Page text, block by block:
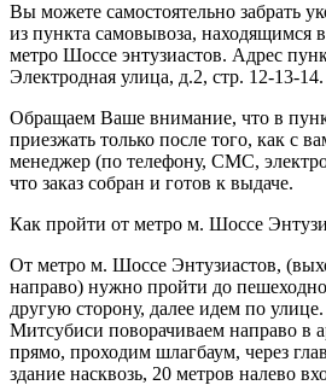
Вы можете самостоятельно забрать
из пункта самовывоза, находящимся
метро Шоссе энтузиастов. Адрес
Электродная улица, д.2, стр. 12-13-14.
Обращаем Ваше внимание, что в
приезжать только после того, как с
менеджер (по телефону, СМС,
что заказ собран и готов к выдаче.
Как пройти от метро м. Шоссе
От метро м. Шоссе Энтузиастов,
направо) нужно пройти до
другую сторону, далее идем по
Митсубиси поворачиваем направо в
прямо, проходим шлагбаум, через
здание насквозь, 20 метров налево